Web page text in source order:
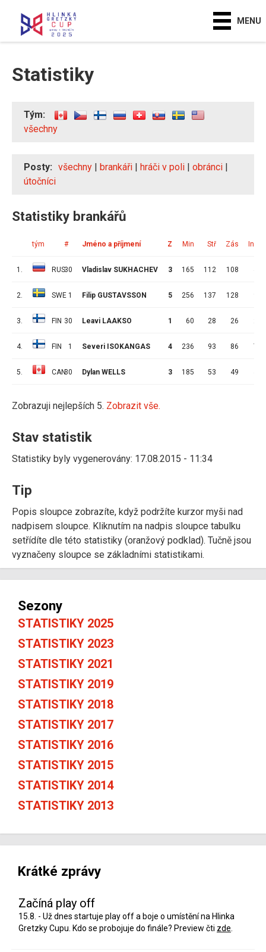
MENU
Statistiky
Tým:
všechny
Posty: všechny | brankáři | hráči v poli | obránci |
útočníci
Statistiky brankářů
tým # Jméno a příjmení Z Min Stř Zás Ink
1. RUS30 Vladislav SUKHACHEV 3 165 112 108
2. SWE 1 Filip GUSTAVSSON 5 256 137 128
3. FIN 30 Leavi LAAKSO 1 60 28 26 2
4. FIN 1 Severi ISOKANGAS 4 236 93 86 7
5. CAN30 Dylan WELLS 3 185 53 49
Zobrazuji nejlepších 5. Zobrazit vše.
Stav statistik
Statistiky byly vygenerovány: 17.08.2015 - 11:34
Tip
Popis sloupce zobrazíte, když podržíte kurzor myši nad
nadpisem sloupce. Kliknutím na nadpis sloupce tabulku
setřídíte dle této statistiky (oranžový podklad). Tučně jsou
vyznačeny sloupce se základními statistikami.
Sezony
STATISTIKY 2025
STATISTIKY 2023
STATISTIKY 2021
STATISTIKY 2019
STATISTIKY 2018
STATISTIKY 2017
STATISTIKY 2016
STATISTIKY 2015
STATISTIKY 2014
STATISTIKY 2013
Krátké zprávy
Začíná play off
15.8. - Už dnes startuje play off a boje o umístění na Hlinka
Gretzky Cupu. Kdo se probojuje do finále? Preview čti zde